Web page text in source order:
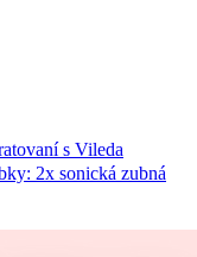
s Vileda
2x sonická zubná